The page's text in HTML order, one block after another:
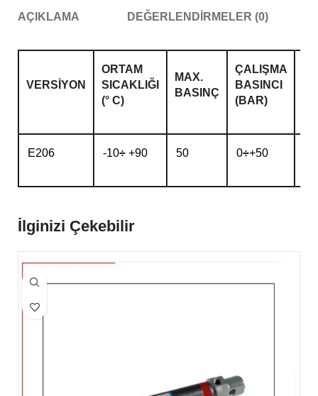
AÇIKLAMA DEĞERLENDIRMELER (0)
VERSIYON
ORTAM
SICAKLIĞI
(° C)
MAX.
BASINÇ
ÇALIŞMA
BASINCI
(BAR)
E206 -10÷ +90 50 0÷+50
İlginizi Çekebilir